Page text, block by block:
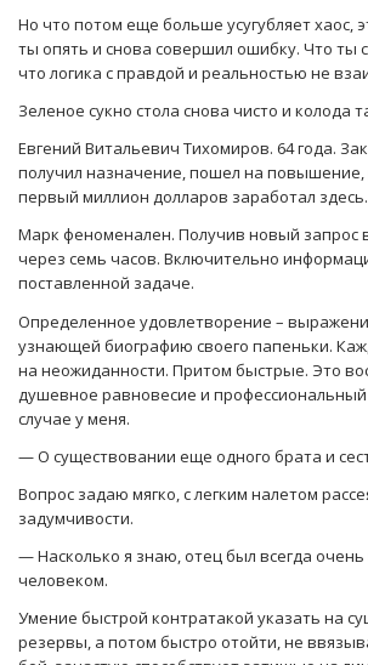
Но что потом еще больше усугубляет хаос,
ты опять и снова совершил ошибку. Что ты
что логика с правдой и реальностью не
Зеленое сукно стола снова чисто и колода
Евгений Витальевич Тихомиров. 64 года.
получил назначение, пошел на повышение,
первый миллион долларов заработал
Марк феноменален. Получив новый запрос
через семь часов. Включительно
поставленной задаче.
Определенное удовлетворение –
узнающей биографию своего папеньки.
на неожиданности. Притом быстрые. Это
душевное равновесие и профессиональный
случае у меня.
— О существовании еще одного брата и
Вопрос задаю мягко, с легким налетом
задумчивости.
— Насколько я знаю, отец был всегда
человеком.
Умение быстрой контратакой указать на
резервы, а потом быстро отойти, не